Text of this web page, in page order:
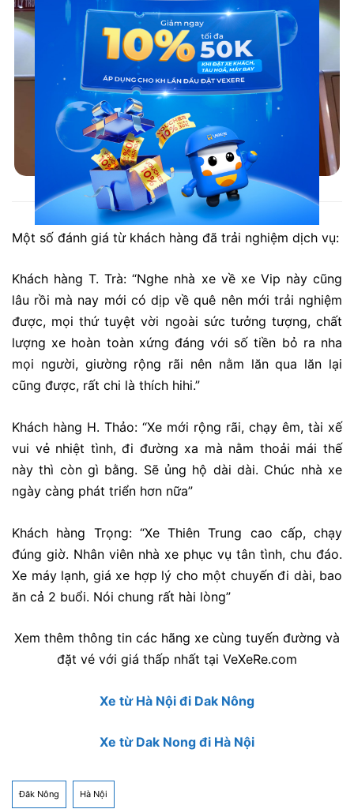
Xe đi Dak Nông từ Hà Nội: Thiên Trung
Một số đánh giá từ khách hàng đã trải nghiệm dịch vụ:
Khách hàng T. Trà: “Nghe nhà xe về xe Vip này cũng
lâu rồi mà nay mới có dịp về quê nên mới trải nghiệm
được, mọi thứ tuyệt vời ngoài sức tưởng tượng, chất
lượng xe hoàn toàn xứng đáng với số tiền bỏ ra nha
mọi người, giường rộng rãi nên nằm lăn qua lăn lại
cũng được, rất chi là thích hihi.”
Khách hàng H. Thảo: “Xe mới rộng rãi, chạy êm, tài xế
vui vẻ nhiệt tình, đi đường xa mà nằm thoải mái thế
này thì còn gì bằng. Sẽ ủng hộ dài dài. Chúc nhà xe
ngày càng phát triển hơn nữa”
Khách hàng Trọng: “Xe Thiên Trung cao cấp, chạy
đúng giờ. Nhân viên nhà xe phục vụ tân tình, chu đáo.
Xe máy lạnh, giá xe hợp lý cho một chuyến đi dài, bao
ăn cả 2 buổi. Nói chung rất hài lòng”
Xem thêm thông tin các hãng xe cùng tuyến đường và
đặt vé với giá thấp nhất tại VeXeRe.com
Xe từ Hà Nội đi Dak Nông
Xe từ Dak Nong đi Hà Nội
Đăk Nông Hà Nội